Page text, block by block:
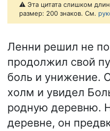
⚠️ Эта цитата слишком
размер: 200 знаков. См.
Ленни решил не
продолжил свой
боль и унижение.
холм и увидел
родную деревню.
деревне, он